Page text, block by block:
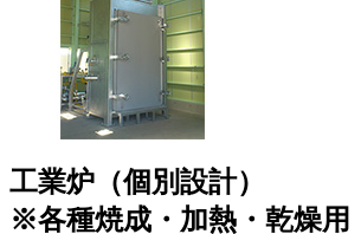
工業炉（個別設計）
※各種焼成・加熱・乾燥用